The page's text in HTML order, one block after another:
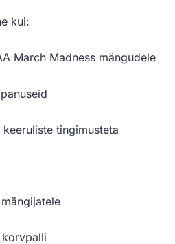
kui:
March Madness mängudele
tingimusteta
korvpalli